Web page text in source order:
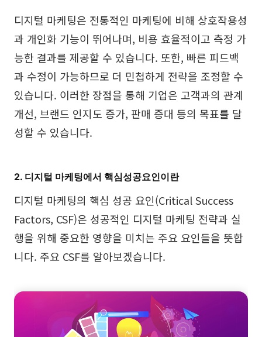
디지털 마케팅은 전통적인 마케팅에 비해 상호작용성
과 개인화 기능이 뛰어나며, 비용 효율적이고 측정 가
능한 결과를 제공할 수 있습니다. 또한, 빠른 피드백
과 수정이 가능하므로 더 민첩하게 전략을 조정할 수
있습니다. 이러한 장점을 통해 기업은 고객과의 관계
개선, 브랜드 인지도 증가, 판매 증대 등의 목표를 달
성할 수 있습니다.
2. 디지털 마케팅에서 핵심성공요인이란
디지털 마케팅의 핵심 성공 요인(Critical Success
Factors, CSF)은 성공적인 디지털 마케팅 전략과 실
행을 위해 중요한 영향을 미치는 주요 요인들을 뜻합
니다. 주요 CSF를 알아보겠습니다.